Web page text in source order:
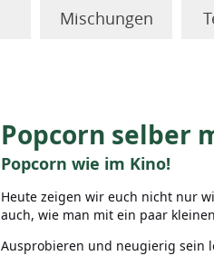
Mischungen
Popcorn selber
Popcorn wie im Kino!
Heute zeigen wir euch nicht nur
auch, wie man mit ein paar
Ausprobieren und neugierig sein